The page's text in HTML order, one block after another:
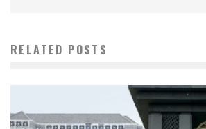
RELATED POSTS